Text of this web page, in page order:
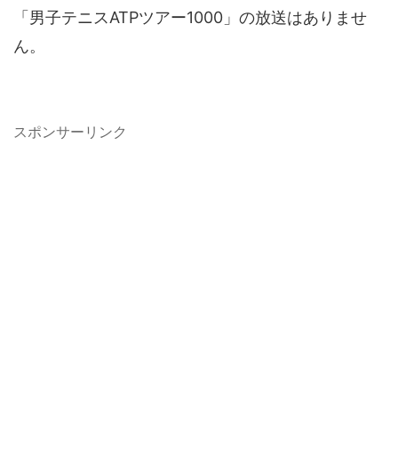
「男子テニスATPツアー1000」の放送はありませ
ん。
スポンサーリンク